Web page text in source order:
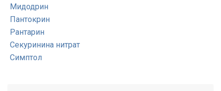
Мидодрин
Пантокрин
Рантарин
Секуринина нитрат
Симптол